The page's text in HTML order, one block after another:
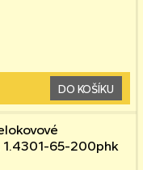
DO KOŠÍKU
65-200phk